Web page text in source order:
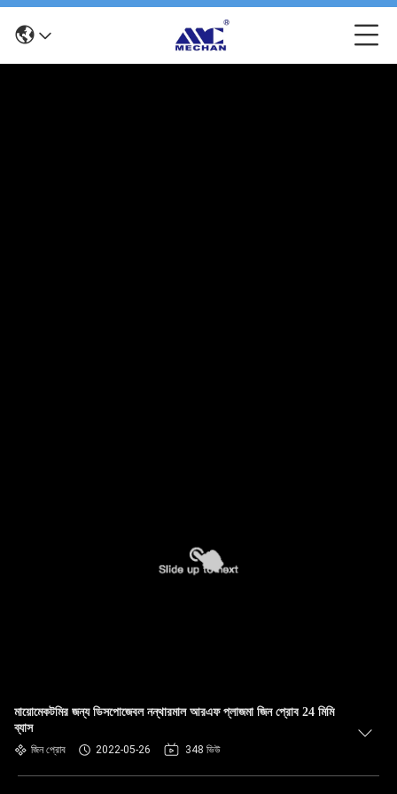
মায়োমেকটমির জন্য ডিসপোজেবল নন্থারমাল আরএফ প্লাজমা জিন প্রোব 24 মিমি
ব্যাস
জিন প্রোব 2022-05-26 348 ভিউ